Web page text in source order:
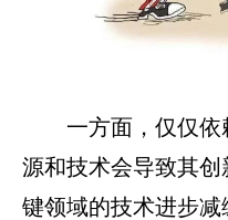
一方面，仅仅
源和技术会导致其
键领域的技术进步